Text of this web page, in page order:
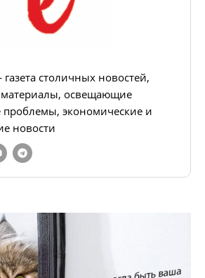
столичных новостей,
материалы, освещающие
экономические и
новости